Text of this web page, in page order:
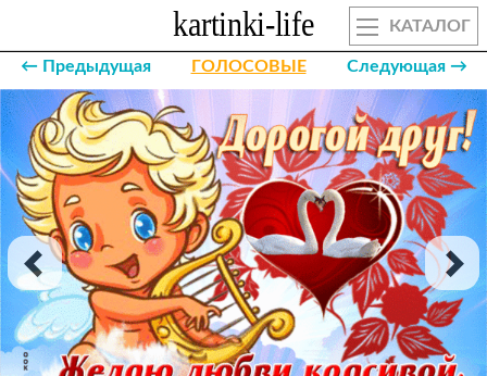
КАТАЛОГ
← Предыдущая ГОЛОСОВЫЕ Следующая →